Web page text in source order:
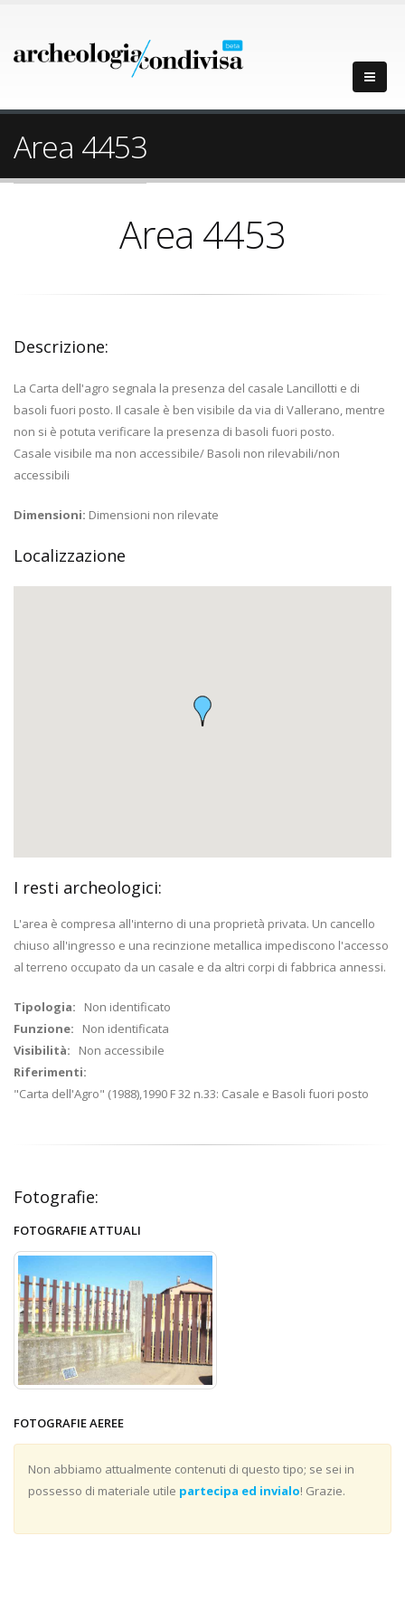
Area 4453
Area 4453
Descrizione:
La Carta dell'agro segnala la presenza del casale Lancillotti e di
basoli fuori posto. Il casale è ben visibile da via di Vallerano, mentre
non si è potuta verificare la presenza di basoli fuori posto.
Casale visibile ma non accessibile/ Basoli non rilevabili/non
accessibili
Dimensioni: Dimensioni non rilevate
Localizzazione
I resti archeologici:
L'area è compresa all'interno di una proprietà privata. Un cancello
chiuso all'ingresso e una recinzione metallica impediscono l'accesso
al terreno occupato da un casale e da altri corpi di fabbrica annessi.
Tipologia: Non identificato
Funzione: Non identificata
Visibilità: Non accessibile
Riferimenti:
"Carta dell'Agro" (1988),1990 F 32 n.33: Casale e Basoli fuori posto
Fotografie:
FOTOGRAFIE ATTUALI
FOTOGRAFIE AEREE
Non abbiamo attualmente contenuti di questo tipo; se sei in
possesso di materiale utile partecipa ed invialo! Grazie.